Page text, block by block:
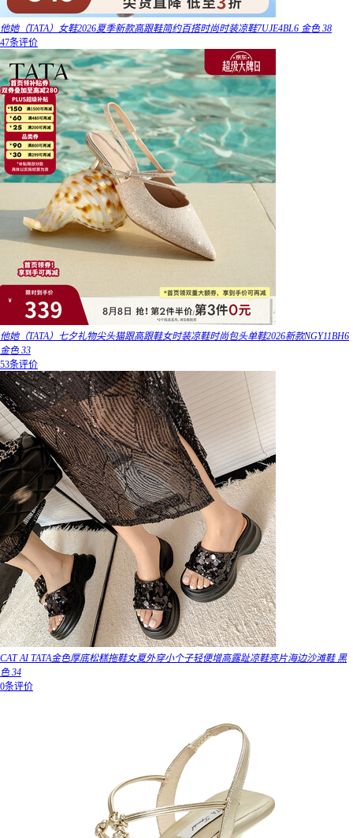
他她（TATA）女鞋2026夏季新款高跟鞋简约百搭时尚时装凉鞋7UJE4BL6 金色 38
47条评价
他她（TATA）七夕礼物尖头猫跟高跟鞋女时装凉鞋时尚包头单鞋2026新款NGY11BH6
金色 33
53条评价
CAT AI TATA金色厚底松糕拖鞋女夏外穿小个子轻便增高露趾凉鞋亮片海边沙滩鞋 黑
色 34
0条评价